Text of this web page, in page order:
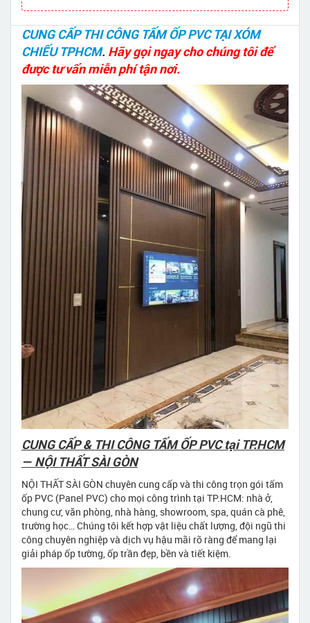
CUNG CẤP THI CÔNG TẤM ỐP PVC TẠI XÓM
CHIẾU TPHCM. Hãy gọi ngay cho chúng tôi để
được tư vấn miễn phí tận nơi.
CUNG CẤP & THI CÔNG TẤM ỐP PVC tại TP.HCM
— NỘI THẤT SÀI GÒN
NỘI THẤT SÀI GÒN chuyên cung cấp và thi công trọn gói tấm
ốp PVC (Panel PVC) cho mọi công trình tại TP.HCM: nhà ở,
chung cư, văn phòng, nhà hàng, showroom, spa, quán cà phê,
trường học… Chúng tôi kết hợp vật liệu chất lượng, đội ngũ thi
công chuyên nghiệp và dịch vụ hậu mãi rõ ràng để mang lại
giải pháp ốp tường, ốp trần đẹp, bền và tiết kiệm.